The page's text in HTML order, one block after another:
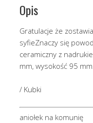
Opis
Gratulacje że
syfieZnaczy się
ceramiczny z
mm, wysokość 95 mm.
/ Kubki
aniołek na komunię